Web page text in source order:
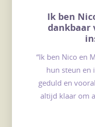
Ik ben
dankbaar
“Ik ben Nico en
hun steun en
geduld en
altijd klaar om